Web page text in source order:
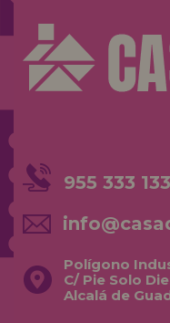
955 333 133
Polígono
C/ Pie Solo
Alcalá de